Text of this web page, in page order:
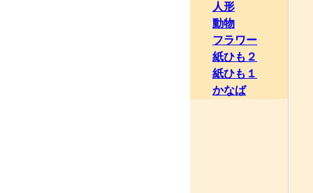
人形
動物
フラワー
紙ひも２
紙ひも１
かなば